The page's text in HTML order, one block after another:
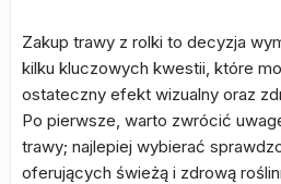
Zakup trawy z rolki to decyzja
kilku kluczowych kwestii, które
ostateczny efekt wizualny oraz
Po pierwsze, warto zwrócić
trawy; najlepiej wybierać
oferujących świeżą i zdrową